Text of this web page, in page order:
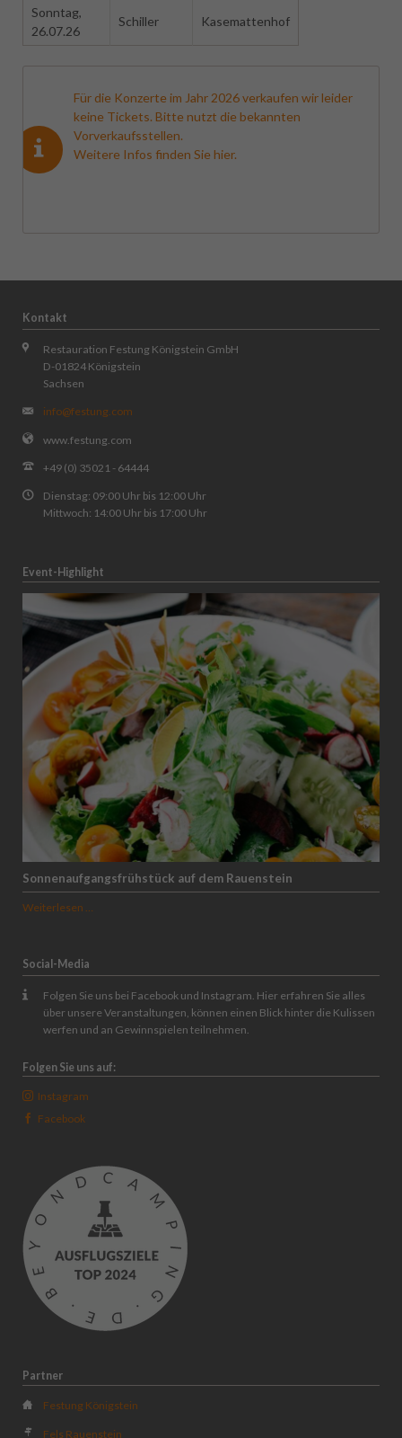
Sonntag,
26.07.26
Schiller Kasemattenhof
Für die Konzerte im Jahr 2026 verkaufen wir leider
keine Tickets. Bitte nutzt die bekannten
Vorverkaufsstellen.
Weitere Infos finden Sie hier.
Kontakt
Restauration Festung Königstein GmbH
D-01824 Königstein
Sachsen
info@festung.com
www.festung.com
+49 (0) 35021 - 64444
Dienstag: 09:00 Uhr bis 12:00 Uhr
Mittwoch: 14:00 Uhr bis 17:00 Uhr
Event-Highlight
Sonnenaufgangsfrühstück auf dem Rauenstein
Weiterlesen …
Social-Media
Folgen Sie uns bei Facebook und Instagram. Hier erfahren Sie alles
über unsere Veranstaltungen, können einen Blick hinter die Kulissen
werfen und an Gewinnspielen teilnehmen.
Folgen Sie uns auf:
Instagram
Facebook
Partner
Festung Königstein
Fels Rauenstein